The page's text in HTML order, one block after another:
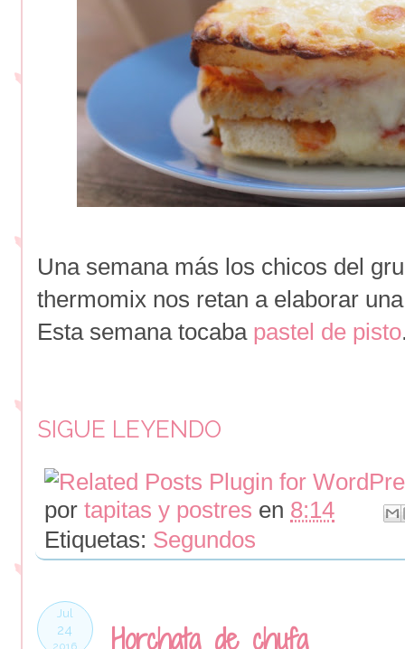
Una semana más los chicos del
thermomix nos retan a elaborar
Esta semana tocaba pastel de pisto
SIGUE LEYENDO
por tapitas y postres en 8:14
Etiquetas: Segundos
Jul
24
2016 Horchata de chufa